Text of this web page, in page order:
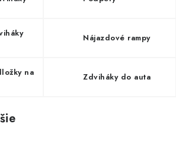
- Profigaráž.sk
Nájazdové rampy
na
Zdviháky do auta